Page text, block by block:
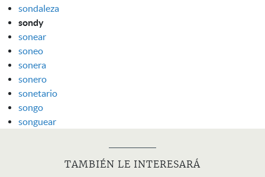
sondaleza
sondy
sonear
soneo
sonera
sonero
sonetario
songo
songuear
TAMBIÉN LE INTERESARÁ